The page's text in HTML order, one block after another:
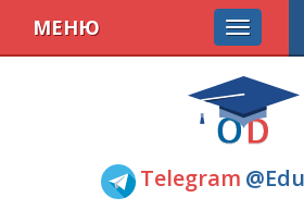
Telegram
МЕНЮ